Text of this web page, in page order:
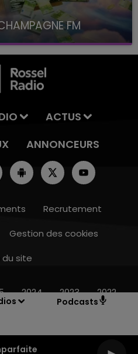
Podcasts
FM
FM, à 8H10
ACTUS
ANNONCEURS
Recrutement
Gestion des cookies
du site
2024 2023 2022